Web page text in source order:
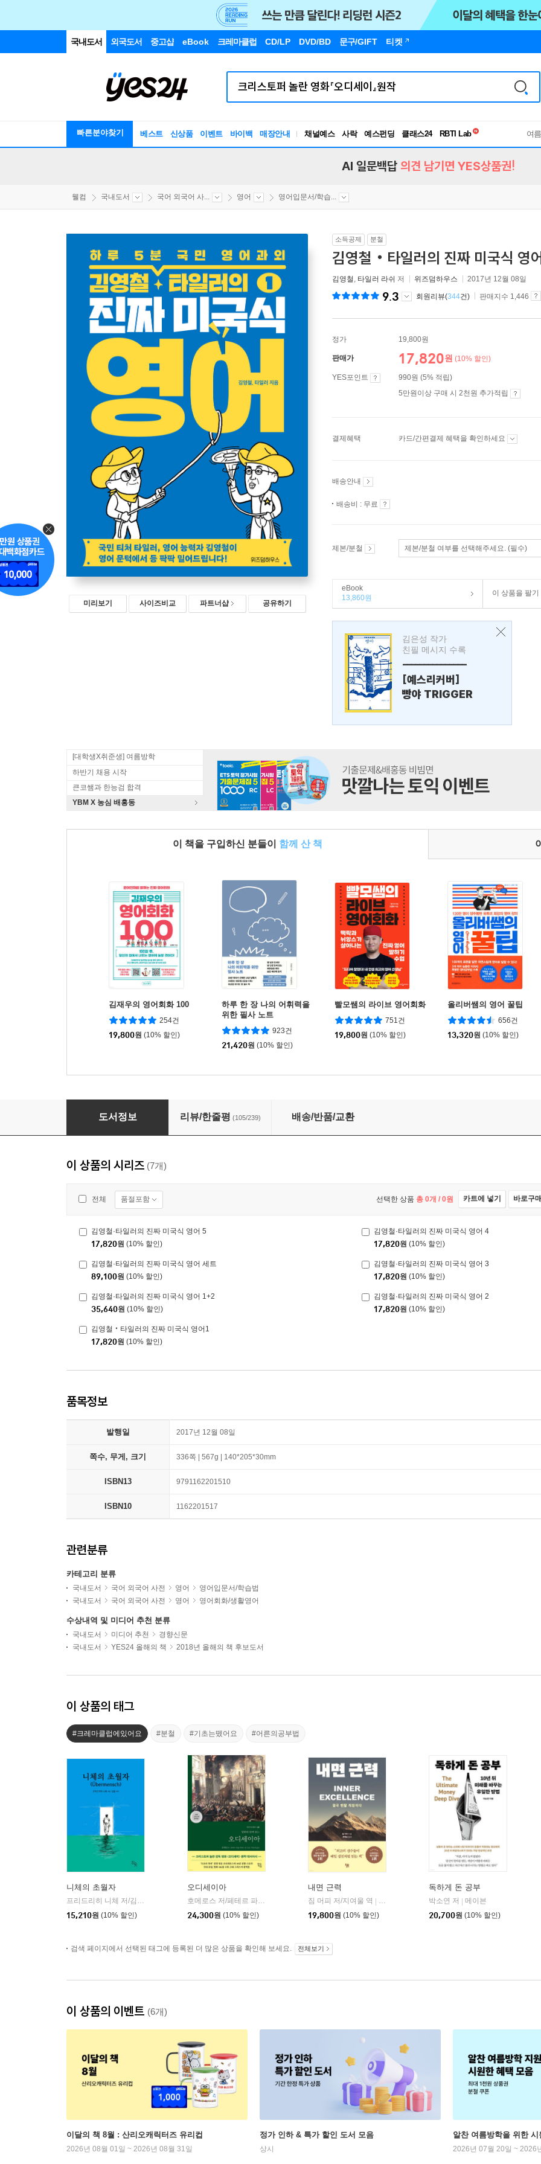
국내도서 외국도서 중고샵 eBook 크레마클럽 CD/LP DVD/BD 문구/GIFT 티켓
빠른분야찾기 베스트 신상품 이벤트 바이백 매장안내 채널예스 사락 예스펀딩 클래스24
RBTI Lab
독서유형검사
여
AI 일문백답 의견 남기면 YES상품권!
웰컴 국내도서 국어 외국어 사... 영어 영어입문서/학습...
미리보기 사이즈비교 파트너샵 공유하기
소득공제 분철
김영철‧타일러의 진짜 미국식 영
김영철 , 타일러 라쉬 저 위즈덤하우스 2017년 12월 08일
9.3 회원리뷰(344건) 판매지수 1,446
정가 19,800원
판매가 17,820원 (10% 할인)
YES포인트
990원 (5% 적립)
5만원이상 구매 시 2천원 추가적립
결제혜택 카드/간편결제 혜택을 확인하세요
배송안내
배송비 : 무료
제본/분철 제본/분철 여부를 선택해주세요. (필수)
eBook
13,860원
이 상품을 팔기
김은성 작가
친필 메시지 수록
---------------
[예스리커버]
빵야 TRIGGER
[대학생X취준생] 여름방학
하반기 채용 시작
큰코쌤과 한능검 합격
YBM X 농심 배홍동
이 책을 구입하신 분들이 함께 산 책
김재우의 영어회화 100
254건
19,800원 (10% 할인)
하루 한 장 나의 어휘력을
위한 필사 노트
923건
21,420원 (10% 할인)
빨모쌤의 라이브 영어회화
751건
19,800원 (10% 할인)
올리버쌤의 영어 꿀팁
656건
13,320원 (10% 할인)
김영철‧타일러의 진짜 미국식 영어1
도서정보 리뷰/한줄평 (105/239) 배송/반품/교환
이 상품의 시리즈 (7개)
전체 품절포함 선택한 상품 총 0개 / 0원 카트에 넣기 바로구
김영철·타일러의 진짜 미국식 영어 5
17,820원 (10% 할인)
김영철·타일러의 진짜 미국식 영어 4
17,820원 (10% 할인)
김영철·타일러의 진짜 미국식 영어 세트
89,100원 (10% 할인)
김영철·타일러의 진짜 미국식 영어 3
17,820원 (10% 할인)
김영철·타일러의 진짜 미국식 영어 1+2
35,640원 (10% 할인)
김영철·타일러의 진짜 미국식 영어 2
17,820원 (10% 할인)
김영철‧타일러의 진짜 미국식 영어1
17,820원 (10% 할인)
품목정보
발행일 2017년 12월 08일
쪽수, 무게, 크기 336쪽 | 567g | 140*205*30mm
ISBN13 9791162201510
ISBN10 1162201517
관련분류
카테고리 분류
국내도서 국어 외국어 사전 영어
영어입문서/학습법
국내도서
국어 외국어 사전 영어 영어회화/생활영어
수상내역 및 미디어 추천 분류
국내도서 미디어 추천
경향신문
국내도서
YES24 올해의 책 2018년 올해의 책 후보도서
이 상품의 태그
#크레마클럽에있어요 #분철 #기초는뗐어요 #어른의공부법
니체의 초월자
프리드리히 니체 저/김철 편역
15,210원 (10% 할인)
오디세이아
호메로스 저/페테르 파울 루벤스 그림/박문재 역 | 현대지성
24,300원 (10% 할인)
내면 근력
짐 머피 저/지여울 역
윌북(willbook)
19,800원 (10% 할인)
독하게 돈 공부
박소연 저
메이븐
20,700원 (10% 할인)
검색 페이지에서 선택된 태그에 등록된 더 많은 상품을 확인해 보세요. 전체보기
이 상품의 이벤트 (6개)
이달의 책 8월 : 산리오캐릭터즈 유리컵
2026년 08월 01일 ~ 2026년 08월 31일
정가 인하 & 특가 할인 도서 모음
상시
알찬 여름방학을 위한 시
2026년 07월 20일 ~ 2026